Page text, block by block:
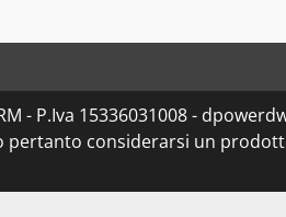
- P.Iva 15336031008 -
considerarsi un